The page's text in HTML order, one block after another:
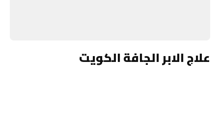
علاج الابر الجافة الكويت